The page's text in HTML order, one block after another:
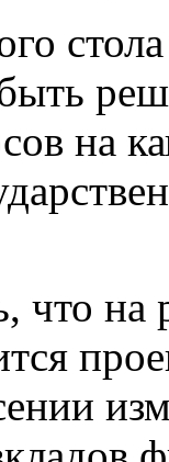
на
что на